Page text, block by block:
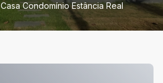
Casa Condomínio Estância Real